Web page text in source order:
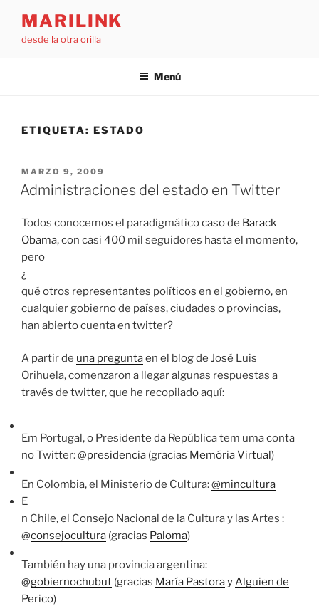
contenido
MARILINK
desde la otra orilla
Menú
ETIQUETA: ESTADO
PUBLICADO
EL
MARZO 9, 2009
Administraciones del estado en Twitter
Todos conocemos el paradigmático caso de Barack
Obama, con casi 400 mil seguidores hasta el momento,
pero
¿
qué otros representantes políticos en el gobierno, en
cualquier gobierno de países, ciudades o provincias,
han abierto cuenta en twitter?
A partir de una preguntaen el blog de José Luis
Orihuela, comenzaron a llegar algunas respuestas a
través de twitter, que he recopilado aquí:
Em Portugal, o Presidente da República tem uma conta
no Twitter: @presidencia (gracias Memória Virtual)
En Colombia, el Ministerio de Cultura:@mincultura
E
n Chile, el Consejo Nacional de la Cultura y las Artes :
@consejocultura (gracias Paloma)
También hay una provincia argentina:
@gobiernochubut (gracias María PastorayAlguien de
Perico)